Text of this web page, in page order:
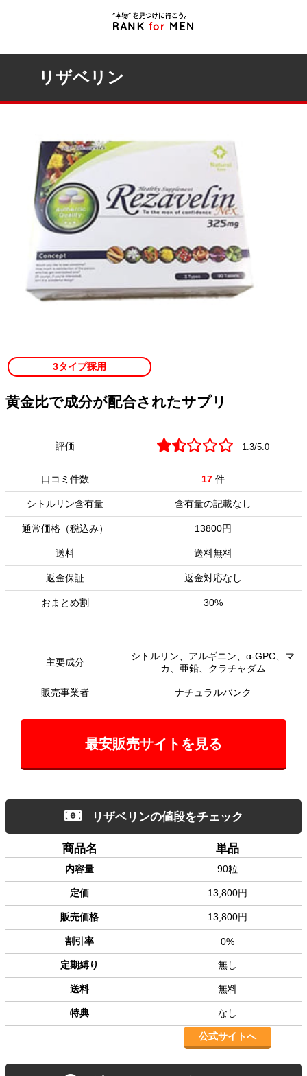
リザベリン
黄金比で成分が配合されたサプリ
評価 1.3/5.0
口コミ件数 17件
シトルリン含有量 含有量の記載なし
通常価格（税込み） 13800円
送料 送料無料
返金保証 返金対応なし
おまとめ割 30%
3タイプ採用
主要成分
シトルリン、アルギニン、α-GPC、マ
カ、亜鉛、クラチャダム
販売事業者 ナチュラルバンク
最安販売サイトを見る
リザベリンの値段をチェック
商品名 単品
内容量 90粒
定価 13,800円
販売価格 13,800円
割引率 0%
定期縛り 無し
送料 無料
特典 なし
公式サイトへ